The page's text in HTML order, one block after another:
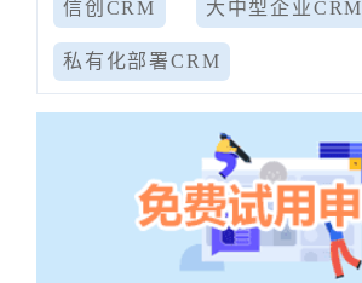
信创CRM 大中型企业CRM
私有化部署CRM